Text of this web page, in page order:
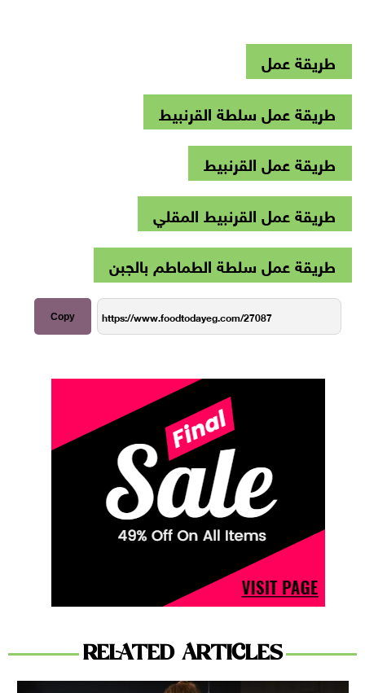
طريقة عمل
طريقة عمل سلطة القرنبيط
طريقة عمل القرنبيط
طريقة عمل القرنبيط المقلي
طريقة عمل سلطة الطماطم بالجبن
Copy
RELATED ARTICLES